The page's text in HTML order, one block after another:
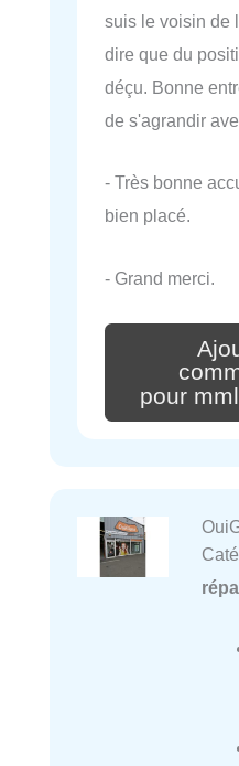
suis le voisin de
dire que du
déçu. Bonne
de s'agrandir
- Très bonne
bien placé.
- Grand merci.
pour